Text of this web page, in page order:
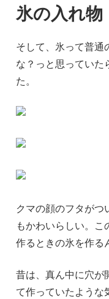
氷の入れ物
そして、氷って普通
な？っと思っていた
た。
クマの顔のフタがつ
もかわいらしい。
作るときの氷を作る
昔は、真ん中に穴が
て作っていたような